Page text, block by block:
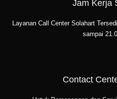
Jam Kerja
Layanan Call Center Solahart
sampai
Contact